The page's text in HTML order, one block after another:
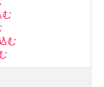
む
む